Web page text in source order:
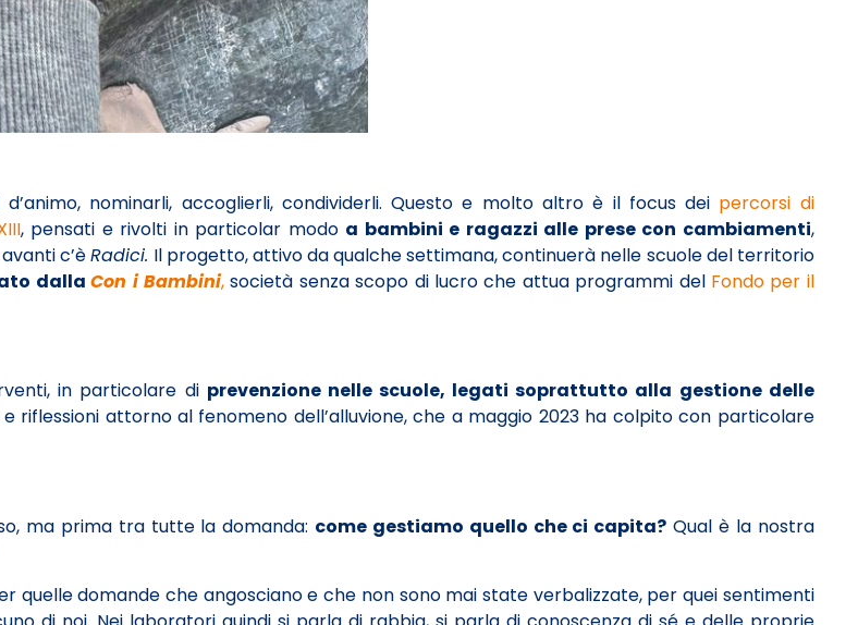
nominarli, accoglierli, condividerli. Questo e molto altro è il focus dei percorsi di
, pensati e rivolti in particolar modo a bambini e ragazzi alle prese con cambiamenti,
c’èRadici. Il progetto, attivo da qualche settimana, continuerà nelle scuole del territorio
dallaCon i Bambini, società senza scopo di lucro che attua programmi del Fondo per il
in particolare di prevenzione nelle scuole, legati soprattutto alla gestione delle
attorno al fenomeno dell’alluvione, che a maggio 2023 ha colpito con particolare
ma prima tra tutte la domanda: come gestiamo quello che ci capita? Qual è la nostra
quelle domande che angosciano e che non sono mai state verbalizzate, per quei sentimenti